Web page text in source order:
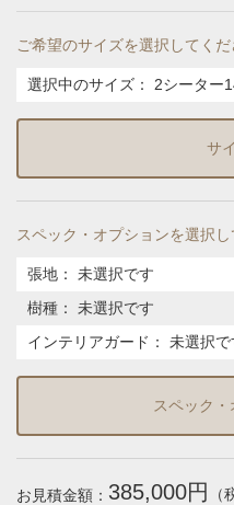
ご希望のサイズを選択してくだ
選択中のサイズ： 2シーター
サ
スペック・オプションを選択
張地 ：
未選択です
樹種 ：
未選択です
インテリアガード ： 未選択で
スペック
お見積金額： 385,000円 （